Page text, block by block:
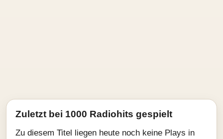
Zuletzt bei 1000 Radiohits gespielt
Zu diesem Titel liegen heute noch keine Plays in